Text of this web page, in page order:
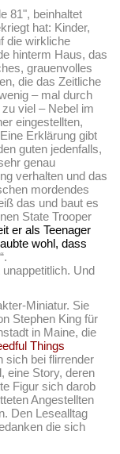
81", beinhaltet
hat: Kinder,
die wirkliche
hinterm Haus, das
grauenvolles
die das Zeitliche
– mal durch
viel – Nebel im
eingestellten,
Erklärung gibt
guten jedenfalls,
genau
verhalten und das
mordendes
das und baut es
State Trooper
er als Teenager
wohl, dass
“.
Und
Miniatur. Sie
Stephen King für
in Maine, die
Things
sich bei flirrender
eine Story, deren
Figur sich darob
Angestellten
Den Lesealltag
die sich